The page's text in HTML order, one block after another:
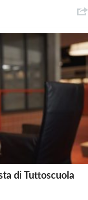
di Tuttoscuola